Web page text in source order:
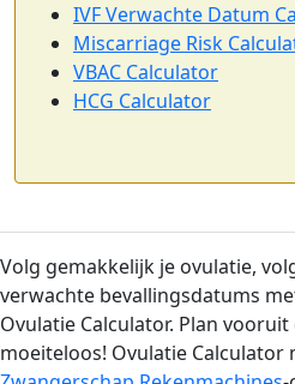
IVF Verwachte Datum
Miscarriage Risk
VBAC Calculator
HCG Calculator
Volg gemakkelijk je ovulatie,
verwachte bevallingsdatums
Ovulatie Calculator. Plan
moeiteloos! Ovulatie Calculator